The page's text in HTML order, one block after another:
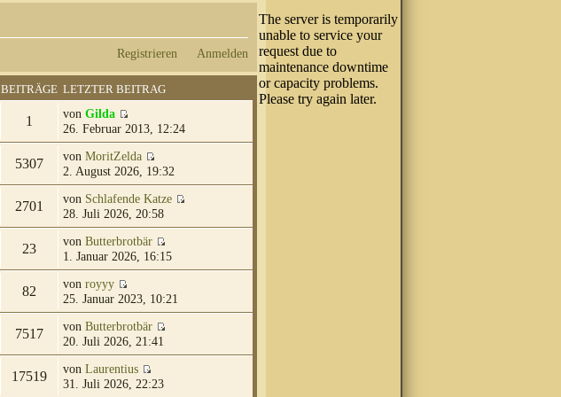
Registrieren Anmelden
BEITRÄGE LETZTER BEITRAG
1 von Gilda
26. Februar 2013, 12:24
5307 von MoritZelda
2. August 2026, 19:32
2701 von Schlafende Katze
28. Juli 2026, 20:58
23 von Butterbrotbär
1. Januar 2026, 16:15
82 von royyy
25. Januar 2023, 10:21
7517 von Butterbrotbär
20. Juli 2026, 21:41
17519 von Laurentius
31. Juli 2026, 22:23